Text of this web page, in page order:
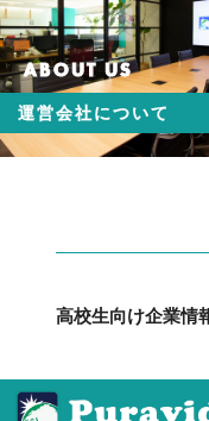
ABOUT US
運営会社について
高校生向け企業情